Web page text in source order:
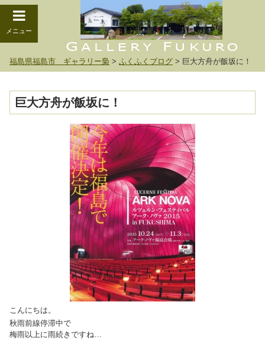
メニュー
福島県福島市 ギャラリー梟 > ふくふくブログ > 巨大方舟が飯坂に！
巨大方舟が飯坂に！
こんにちは。
秋雨前線停滞中で
梅雨以上に雨続きですね…